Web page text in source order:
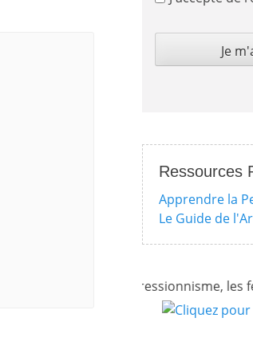
Ressources
Apprendre la
Le Guide de
quizzes sur l'impressionnisme, les